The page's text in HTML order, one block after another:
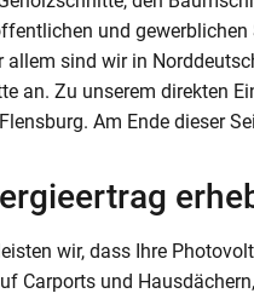
und
sind wir in
an. Zu unserem direkten
Am Ende dieser
wir, dass Ihre
Carports und